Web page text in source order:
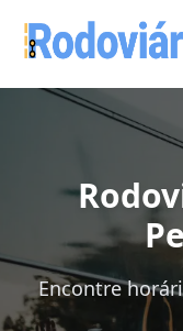
Encontre